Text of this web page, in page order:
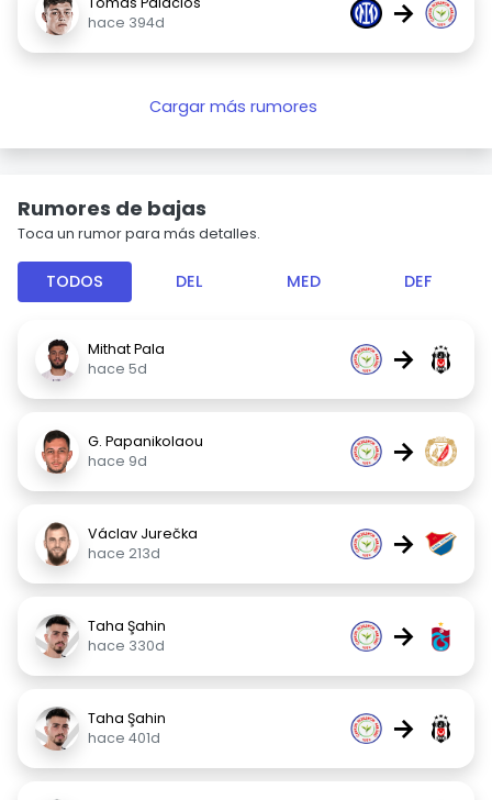
hace 394d
→
Cargar más rumores
Rumores de bajas
Toca un rumor para más detalles.
TODOS DEL MED DEF
Mithat Pala
hace 5d
→
G. Papanikolaou
hace 9d
→
Václav Jurečka
hace 213d
→
Taha Şahin
hace 330d
→
Taha Şahin
hace 401d
→